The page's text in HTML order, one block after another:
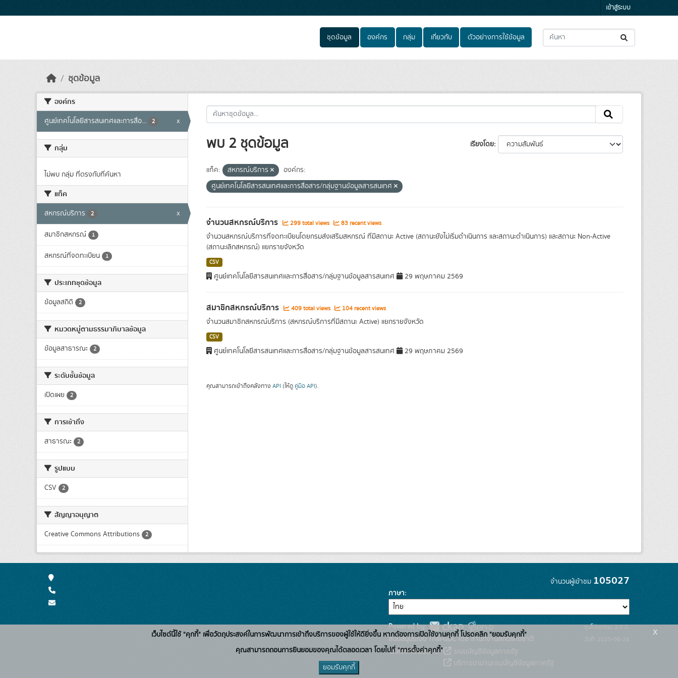
เข้าสู่ระบบ
ชุดข้อมูล องค์กร กลุ่ม เกี่ยวกับ ตัวอย่างการใช้ข้อมูล
ชุดข้อมูล
องค์กร
ศูนย์เทคโนโลยีสารสนเทศและการสื่อ... 2 x
กลุ่ม
ไม่พบ กลุ่ม ที่ตรงกับที่ค้นหา
แท็ค
สหกรณ์บริการ 2 x
สมาชิกสหกรณ์ 1
สหกรณ์ที่จดทะเบียน 1
ประเภทชุดข้อมูล
ข้อมูลสถิติ 2
หมวดหมู่ตามธรรมาภิบาลข้อมูล
ข้อมูลสาธารณะ 2
ระดับชั้นข้อมูล
เปิดเผย 2
การเข้าถึง
สาธารณะ 2
รูปแบบ
CSV 2
สัญญาอนุญาต
Creative Commons Attributions 2
เรียงโดย
พบ 2 ชุดข้อมูล
แท็ค: สหกรณ์บริการ
องค์กร:
ศูนย์เทคโนโลยีสารสนเทศและการสื่อสาร/กลุ่มฐานข้อมูลสารสนเทศ
จำนวนสหกรณ์บริการ 299 total views 83 recent views
จำนวนสหกรณ์บริการที่จดทะเบียนโดยกรมส่งเสริมสหกรณ์ ที่มีสถานะ Active (สถานะยังไม่เริ่มดำเนินการ และสถานะดำเนินการ) และสถานะ Non-Active
(สถานะเลิกสหกรณ์) แยกรายจังหวัด
CSV
ศูนย์เทคโนโลยีสารสนเทศและการสื่อสาร/กลุ่มฐานข้อมูลสารสนเทศ 29 พฤษภาคม 2569
สมาชิกสหกรณ์บริการ 409 total views 104 recent views
จำนวนสมาชิกสหกรณ์บริการ (สหกรณ์บริการที่มีสถานะ Active) แยกรายจังหวัด
CSV
ศูนย์เทคโนโลยีสารสนเทศและการสื่อสาร/กลุ่มฐานข้อมูลสารสนเทศ 29 พฤษภาคม 2569
คุณสามารถเข้าถึงคลังทาง API (ให้ดู คู่มือ API).
จำนวนผู้เข้าชม 105027
ภาษา
Powered by:
สนับสนุนระบบ Thai-GDC โดย สำนักงานสถิติแห่งชาติ
เว็บไซต์ที่เกี่ยวข้อง:
รุ่นโปรแกรม: 3.0.0
วันที่: 2025-06-26
เว็บไซต์นี้ใช้ "คุกกี้" เพื่อวัตถุประสงค์ในการพัฒนาการเข้าถึงบริการของผู้ใช้ให้ดียิ่งขึ้น หากต้องการเปิดใช้งานคุกกี้ โปรดคลิก "ยอมรับคุกกี้"
คุณสามารถถอนการยินยอมของคุณได้ตลอดเวลา โดยไปที่ "การตั้งค่าคุกกี้"
ยอมรับคุกกี้
x